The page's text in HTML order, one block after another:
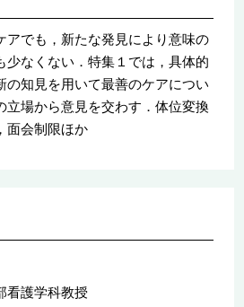
アでも，新たな発見により意味の
少なくない．特集１では，具体的
の知見を用いて最善のケアについ
立場から意見を交わす．体位変換
面会制限ほか
看護学科教授